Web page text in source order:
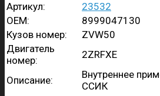
Артикул:
23532
OEM:
8999047130
Кузов номер:
ZVW50
Двигатель
номер:
2ZRFXE
Описание:
Внутреннее
ССИК